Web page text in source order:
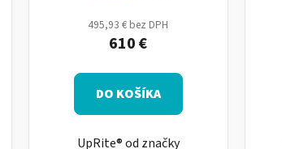
495,93 € bez DPH
610 €
DO KOŠÍKA
UpRite® od značky